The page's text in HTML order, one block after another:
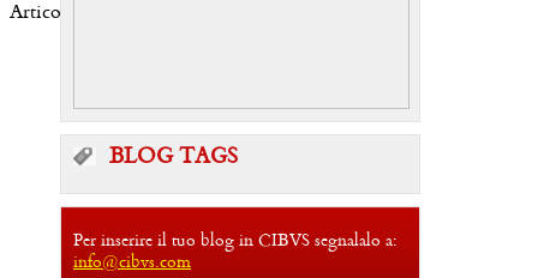
Articoli correlati:
BLOG TAGS
Per inserire il tuo blog in CIBVS segnalalo a:
info@cibvs.com